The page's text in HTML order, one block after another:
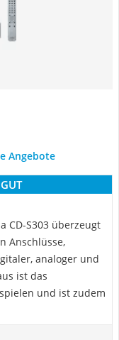
Angebote
GUT
CD-S303 überzeugt
Anschlüsse,
analoger und
ist das
und ist zudem